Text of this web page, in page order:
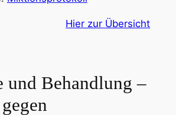
Hier zur Übersicht
und Behandlung –